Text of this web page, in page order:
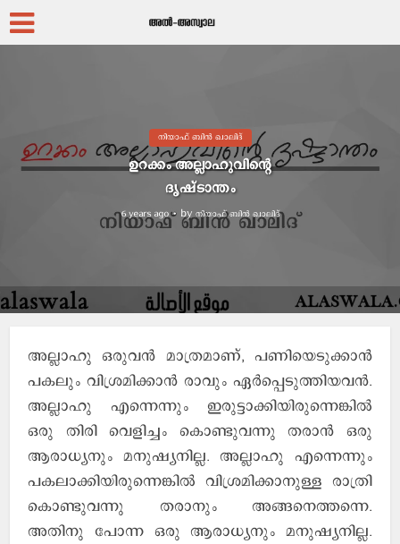
നിയാഫ് ബിൻ ഖാലിദ്
ഉറക്കം അല്ലാഹുവിന്റെ
ദൃഷ്ടാന്തം
6 years ago byനിയാഫ് ബിന്‍ ഖാലിദ്
അല്ലാഹു ഒരുവൻ മാത്രമാണ്, പണിയെടുക്കാൻ
പകലും വിശ്രമിക്കാൻ രാവും ഏർപ്പെടുത്തിയവൻ.
അല്ലാഹു എന്നെന്നും ഇരുട്ടാക്കിയിരുന്നെങ്കിൽ
ഒരു തിരി വെളിച്ചം കൊണ്ടുവന്നു തരാൻ ഒരു
ആരാധ്യനും മനുഷ്യനില്ല. അല്ലാഹു എന്നെന്നും
പകലാക്കിയിരുന്നെങ്കിൽ വിശ്രമിക്കാനുള്ള രാത്രി
കൊണ്ടുവന്നു തരാനും അങ്ങനെത്തന്നെ.
അതിനു പോന്ന ഒരു ആരാധ്യനും മനുഷ്യനില്ല.